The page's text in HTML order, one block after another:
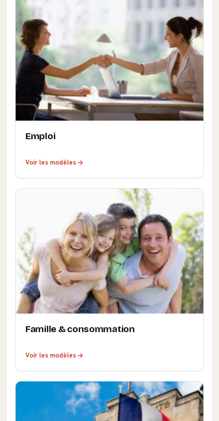
Emploi
Voir les modèles
Famille & consommation
Voir les modèles